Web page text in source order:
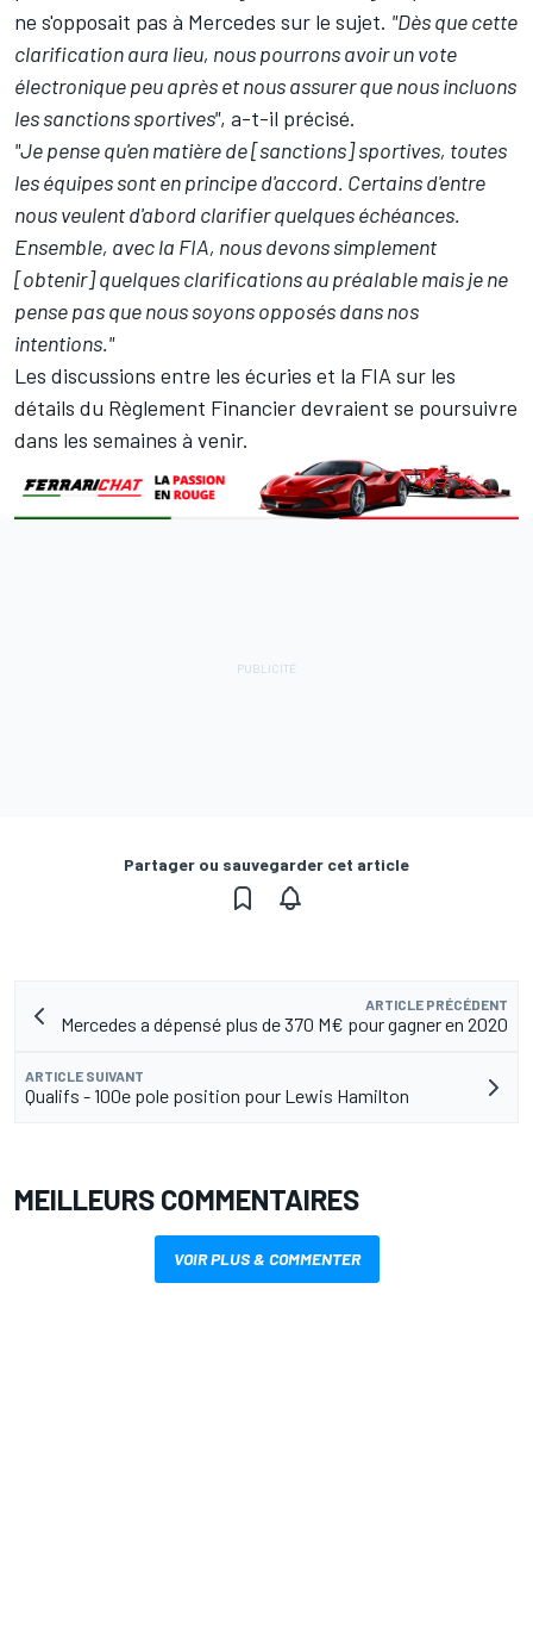
ne s'opposait pas à Mercedes sur le sujet. "Dès que cette
clarification aura lieu, nous pourrons avoir un vote
électronique peu après et nous assurer que nous incluons
les sanctions sportives", a-t-il précisé.
"Je pense qu'en matière de [sanctions] sportives, toutes
les équipes sont en principe d'accord. Certains d'entre
nous veulent d'abord clarifier quelques échéances.
Ensemble, avec la FIA, nous devons simplement
[obtenir] quelques clarifications au préalable mais je ne
pense pas que nous soyons opposés dans nos
intentions."
Les discussions entre les écuries et la FIA sur les
détails du Règlement Financier devraient se poursuivre
dans les semaines à venir.
Partager ou sauvegarder cet article
ARTICLE PRÉCÉDENT
Mercedes a dépensé plus de 370 M€ pour gagner en 2020
ARTICLE SUIVANT
Qualifs - 100e pole position pour Lewis Hamilton
MEILLEURS COMMENTAIRES
VOIR PLUS & COMMENTER